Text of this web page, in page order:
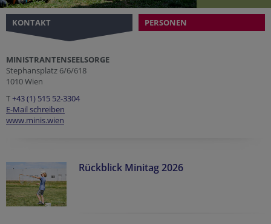
KONTAKT PERSONEN
MINISTRANTENSEELSORGE
Stephansplatz 6/6/618
1010 Wien
T+43 (1) 515 52-3304
E-Mail schreiben
www.minis.wien
Rückblick Minitag 2026